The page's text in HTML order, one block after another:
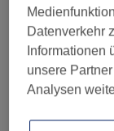
Samstag
Sonntag
Datenverkehr
Informationen
unsere
Analysen